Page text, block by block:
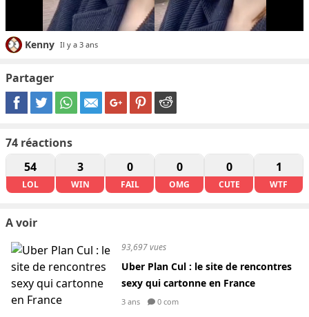
Kenny Il y a 3 ans
Partager
74 réactions
54
LOL
3
WIN
0
FAIL
0
OMG
0
CUTE
1
WTF
A voir
93,697 vues
Uber Plan Cul : le site de rencontres
sexy qui cartonne en France
3 ans 0 com